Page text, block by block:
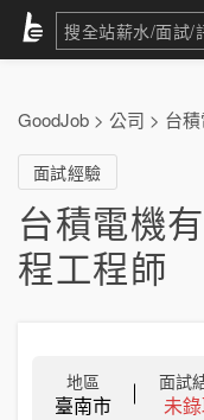
GoodJob > 公司 > 台
面試經驗
台積電機
程工程師
地區
臺南市
面試
未